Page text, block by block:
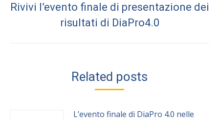
Next
post:
Rivivi l’evento finale di presentazione dei
risultati di DiaPro4.0
Related posts
L’evento finale di DiaPro 4.0 nelle